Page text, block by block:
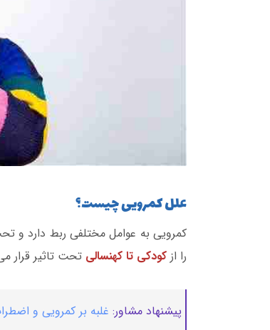
علل کمرویی چیست؟
کمرویی به عوامل مختلفی ربط دارد و
را از کودکی تا کهنسالی تحت تاثیر قرار
پیشنهاد مشاور: غلبه بر کمرویی و